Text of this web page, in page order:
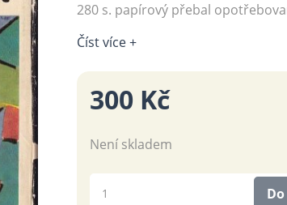
280 s. papírový přebal
Číst více +
300 Kč
Není skladem